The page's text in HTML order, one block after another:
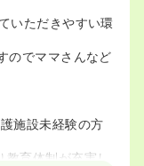
いただきやすい環
のでママさんなど
施設未経験の方
育体制が充実し